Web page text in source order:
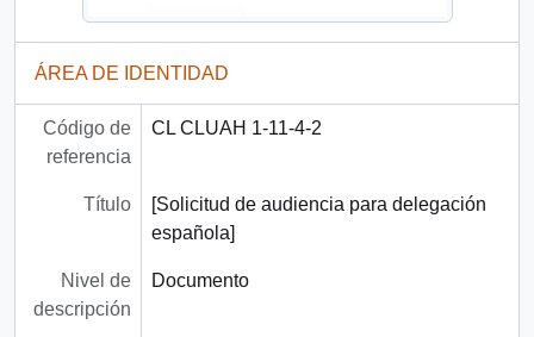
ÁREA DE IDENTIDAD
Código de
referencia
CL CLUAH 1-11-4-2
Título
[Solicitud de audiencia para delegación
española]
Nivel de
descripción
Documento